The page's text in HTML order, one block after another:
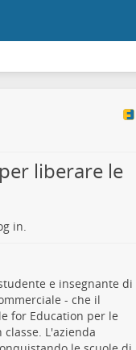
liberare le
in.
e insegnante di
- che il
for Education per le
L'azienda